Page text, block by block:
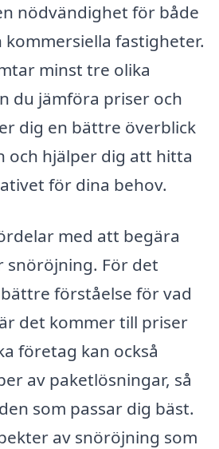
nödvändighet för både
fastigheter.
minst tre olika
du jämföra priser och
dig en bättre överblick
och hjälper dig att hitta
för dina behov.
med att begära
För det
förståelse för vad
det kommer till priser
företag kan också
av paketlösningar, så
som passar dig bäst.
av snöröjning som